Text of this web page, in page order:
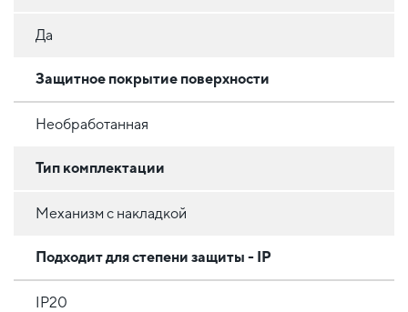
Да
Защитное покрытие поверхности
Необработанная
Тип комплектации
Механизм с накладкой
Подходит для степени защиты - IP
IP20